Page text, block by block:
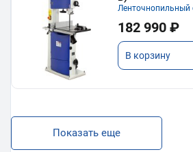
Ленточнопильный
182 990 ₽
В корзину
Показать еще